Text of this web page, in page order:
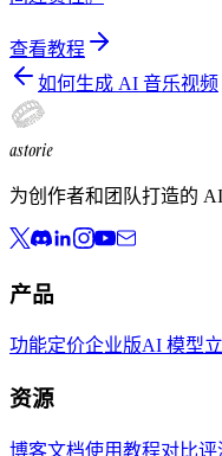
查看教程
如何生成 AI 音乐视频
astorie
为创作者和团队打造的
产品
功能定价企业版AI 模型
资源
博客文档使用教程对比评